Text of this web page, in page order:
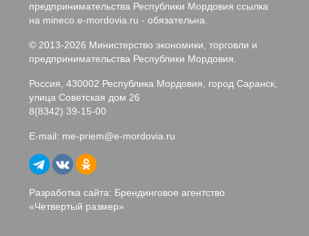
предпринимательства Республики Мордовия ссылка
на mineco.e-mordovia.ru - обязательна.
© 2013-2026 Министерство экономики, торговли и
предпринимательства Республики Мордовия.
Россия, 430002 Республика Мордовия, город Саранск,
улица Советская дом 26
8(8342) 39-15-00
E-mail: me-priem@e-mordovia.ru
Разработка сайта: Брендинговое агентство
«Четвертый размер»